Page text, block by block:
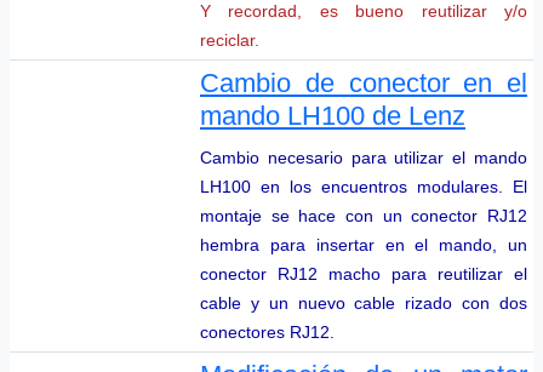
Y recordad, es bueno reutilizar y/o
reciclar.
Cambio de conector en el
mando LH100 de Lenz
Cambio necesario para utilizar el mando
LH100 en los encuentros modulares. El
montaje se hace con un conector RJ12
hembra para insertar en el mando, un
conector RJ12 macho para reutilizar el
cable y un nuevo cable rizado con dos
conectores RJ12.